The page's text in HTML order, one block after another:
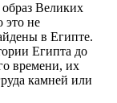
Великих
это не
в Египте.
Египта до
времени, их
камней или